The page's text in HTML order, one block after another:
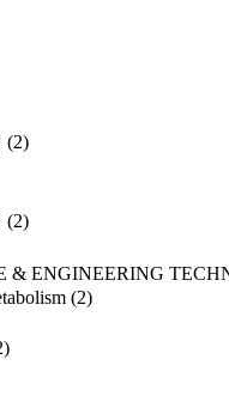
(2)
(2)
& ENGINEERING
(2)